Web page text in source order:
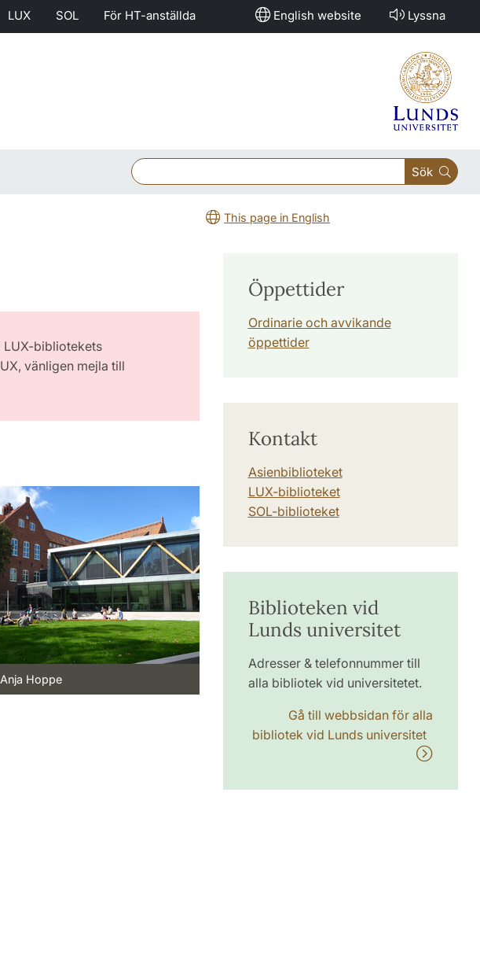
LUX SOL För HT-anställda English website Lyssna
Sök
This page in English
LUX-bibliotekets
vänligen mejla till
Hoppe
Öppettider
Ordinarie och avvikande
öppettider
Kontakt
Asienbiblioteket
LUX-biblioteket
SOL-biblioteket
Biblioteken vid
Lunds universitet
Adresser & telefonnummer till
alla bibliotek vid universitetet.
Gå till webbsidan för alla
bibliotek vid Lunds universitet